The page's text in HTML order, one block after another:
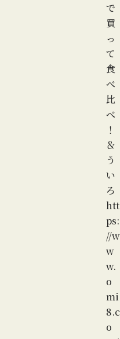
で
買
っ
て
食
べ
比
べ
！
＆
う
い
ろ
htt
ps:
//w
w
w.
o
mi
8.c
o